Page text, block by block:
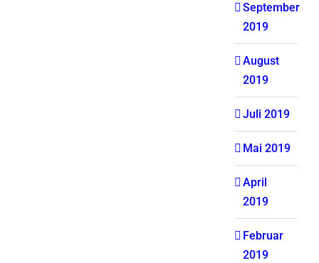
September
2019
August
2019
Juli 2019
Mai 2019
April
2019
Februar
2019